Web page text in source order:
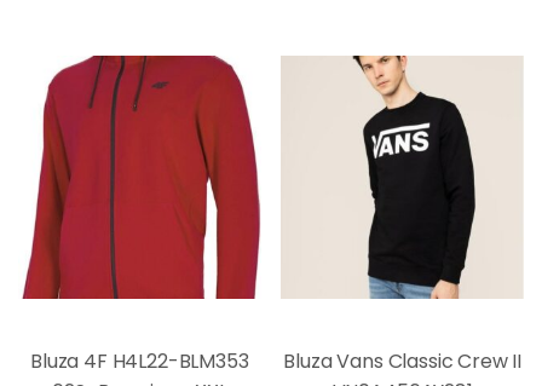
Bluza 4F H4L22-BLM353
Bluza Vans Classic Crew II